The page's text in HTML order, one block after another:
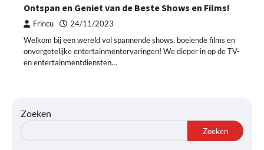
Ontspan en Geniet van de Beste Shows en Films!
Frincu 24/11/2023
Welkom bij een wereld vol spannende shows, boeiende films en
onvergetelijke entertainmentervaringen! We dieper in op de TV-
en entertainmentdiensten…
Zoeken
Zoeken